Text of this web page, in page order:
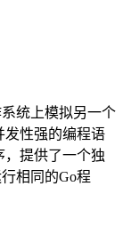
统上模拟另一个
发性强的编程语
，提供了一个独
相同的Go程